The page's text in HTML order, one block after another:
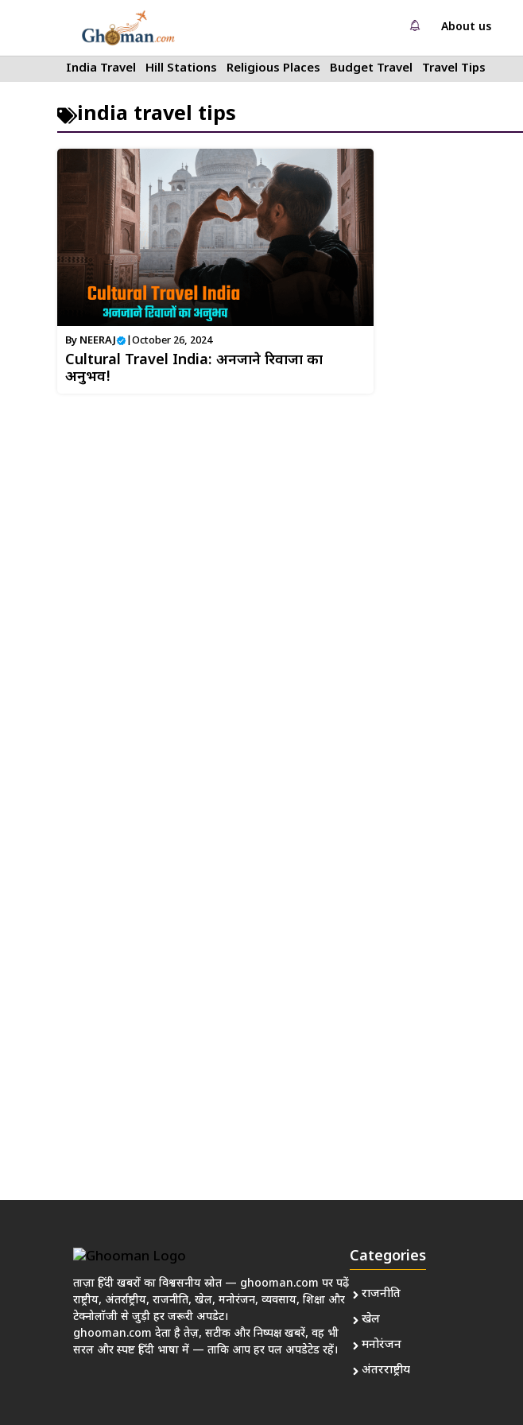
About us
India Travel Hill Stations Religious Places Budget Travel Travel Tips
india travel tips
By NEERAJ October 26, 2024
Cultural Travel India: अनजाने रिवाजों का
अनुभव!
ताज़ा हिंदी खबरों का विश्वसनीय स्रोत — ghooman.com पर पढ़ें
राष्ट्रीय, अंतर्राष्ट्रीय, राजनीति, खेल, मनोरंजन, व्यवसाय, शिक्षा और
टेक्नोलॉजी से जुड़ी हर जरूरी अपडेट।
ghooman.com देता है तेज़, सटीक और निष्पक्ष खबरें, वह भी
सरल और स्पष्ट हिंदी भाषा में — ताकि आप हर पल अपडेटेड रहें।
Categories
राजनीति
खेल
मनोरंजन
अंतरराष्ट्रीय